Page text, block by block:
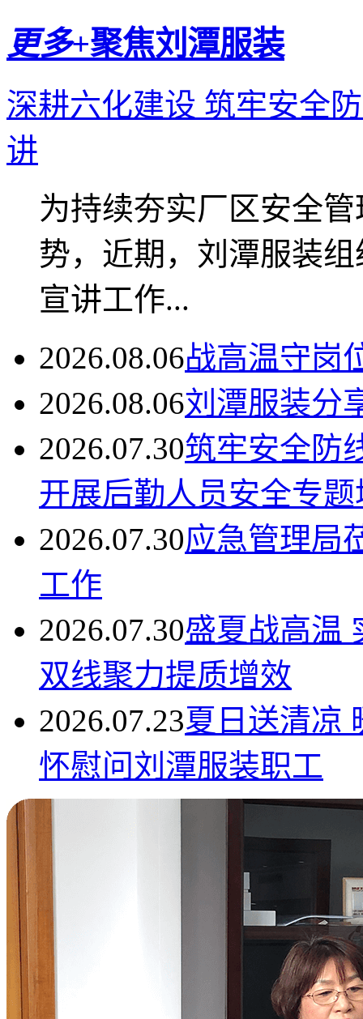
更多+聚焦刘潭服装
深耕六化建设 筑牢安全
讲
为持续夯实厂区安全
势，近期，刘潭服装
宣讲工作...
2026.08.06战高温守
2026.08.06刘潭服装分
2026.07.30筑牢安全防
开展后勤人员安全专题
2026.07.30应急管理局
工作
2026.07.30盛夏战高温
双线聚力提质增效
2026.07.23夏日送清凉
怀慰问刘潭服装职工